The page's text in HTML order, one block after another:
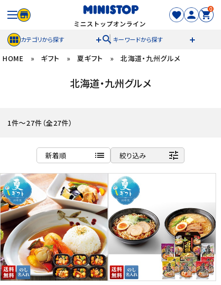
0
カテゴリから探す search キーワードから探す
ACCOUNT MENU
セール商品
カテゴリから探す
スイーツ
お菓子
飲料
酒類
HOME » ギフト » 夏ギフト » 北海道・九州グルメ
北海道・九州グルメ
1件～27件（全27件）
新着順 list
商品名
新着順
発売日順
価格が安い
価格が高い
お気に入り登録数
絞り込み tune